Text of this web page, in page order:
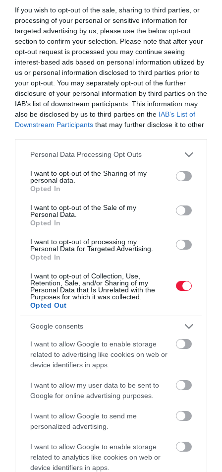
If you wish to opt-out of the sale, sharing to third parties, or
processing of your personal or sensitive information for
targeted advertising by us, please use the below opt-out
section to confirm your selection. Please note that after your
opt-out request is processed you may continue seeing
interest-based ads based on personal information utilized by
us or personal information disclosed to third parties prior to
your opt-out. You may separately opt-out of the further
disclosure of your personal information by third parties on the
IAB’s list of downstream participants. This information may
also be disclosed by us to third parties on the IAB’s List of
Downstream Participants that may further disclose it to other
Please note that this website/app uses one or more Google
not limited to your visit or usage behaviour. You may click to
grant or deny consent to Google and its third-party tags to
use your data for below specified purposes in below Google
consent section.
Personal Data Processing Opt Outs
I want to opt-out of the Sharing of my
personal data.
Opted In
I want to opt-out of the Sale of my
Personal Data.
Opted In
I want to opt-out of processing my
Personal Data for Targeted Advertising.
Opted In
I want to opt-out of Collection, Use,
Retention, Sale, and/or Sharing of my
Personal Data that Is Unrelated with the
Purposes for which it was collected.
Opted Out
Google consents
I want to allow Google to enable storage
related to advertising like cookies on web or
device identifiers in apps.
I want to allow my user data to be sent to
Google for online advertising purposes.
I want to allow Google to send me
personalized advertising.
I want to allow Google to enable storage
related to analytics like cookies on web or
device identifiers in apps.
Vigyázz: így próbálják meg kicsalni a Gmail-
jelszavadat
Több milliárd gmailes címhez fért hozzá egy hackercsoport. A
jelszavakhoz nem, de elkezdték telefonon megkeresni a
felhasználókat, hogy hozzáférést szerezzenek a fiókokhoz.